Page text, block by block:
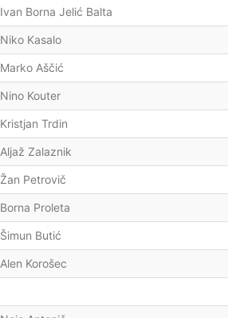
Ivan Borna Jelić Balta
Niko Kasalo
Marko Aščić
Nino Kouter
Kristjan Trdin
Aljaž Zalaznik
Žan Petrovič
Borna Proleta
Šimun Butić
Alen Korošec